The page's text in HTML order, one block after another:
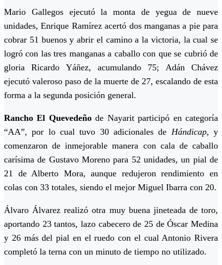
Mario Gallegos ejecutó la monta de yegua de nueve
unidades, Enrique Ramírez acertó dos manganas a pie para
cobrar 51 buenos y abrir el camino a la victoria, la cual se
logró con las tres manganas a caballo con que se cubrió de
gloria Ricardo Yáñez, acumulando 75; Adán Chávez
ejecutó valeroso paso de la muerte de 27, escalando de esta
forma a la segunda posición general.
Rancho El Quevedeñode Nayarit participó en categoría
“AA”, por lo cual tuvo 30 adicionales de Hándicap, y
comenzaron de inmejorable manera con cala de caballo
carísima de Gustavo Moreno para 52 unidades, un pial de
21 de Alberto Mora, aunque redujeron rendimiento en
colas con 33 totales, siendo el mejor Miguel Ibarra con 20.
Álvaro Álvarez realizó otra muy buena jineteada de toro,
aportando 23 tantos, lazo cabecero de 25 de Óscar Medina
y 26 más del pial en el ruedo con el cual Antonio Rivera
completó la terna con un minuto de tiempo no utilizado.